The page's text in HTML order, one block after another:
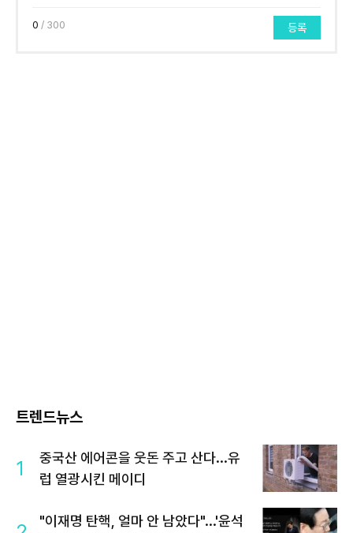
0 / 300 등록
트렌드뉴스
1
중국산 에어콘을 웃돈 주고 산다...유
럽 열광시킨 메이디
"이재명 탄핵, 얼마 안 남았다"...'윤석